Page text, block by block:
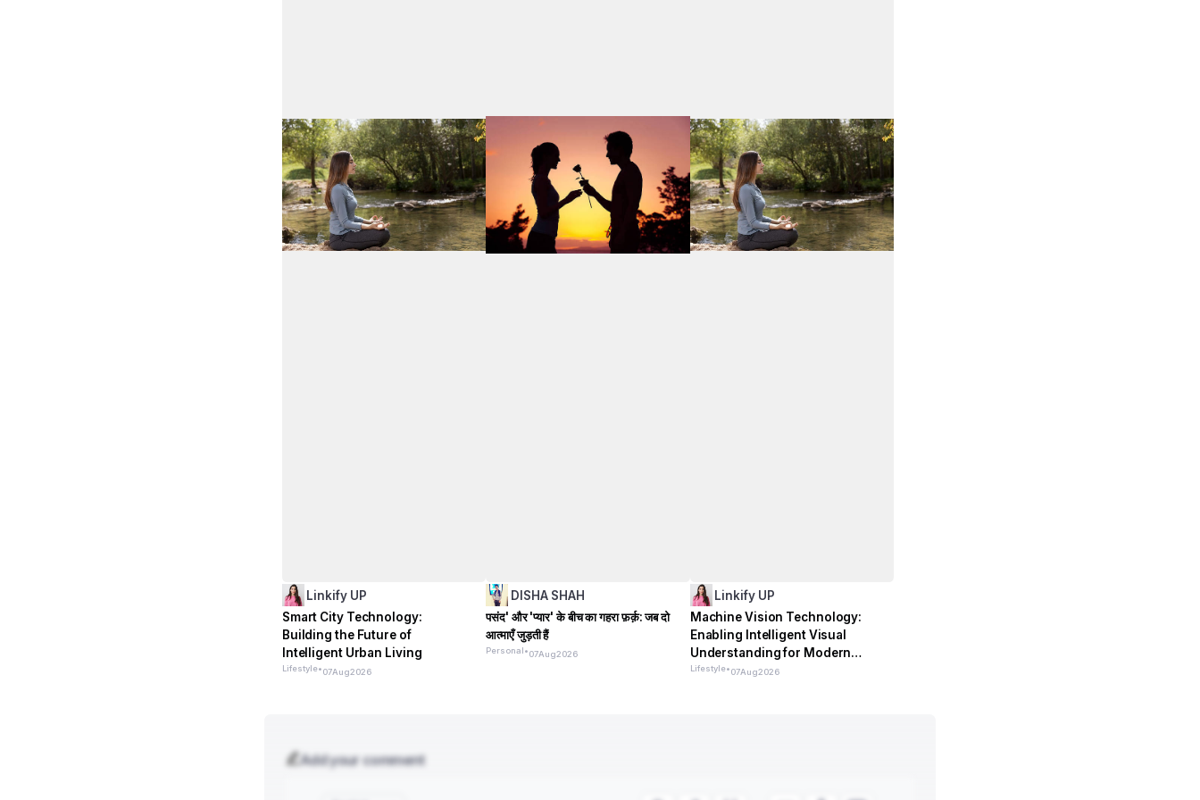
Linkify UP
Smart City Technology:
Building the Future of
Intelligent Urban Living
Lifestyle•07Aug2026
DISHA SHAH
पसंद' और 'प्यार' के बीच का गहरा फ़र्क़: जब दो
आत्माएँ जुड़ती हैं
Personal •07Aug2026
Linkify UP
Machine Vision Technology:
Enabling Intelligent Visual
Understanding for Modern
Systems
Lifestyle•07Aug2026
Add your comment